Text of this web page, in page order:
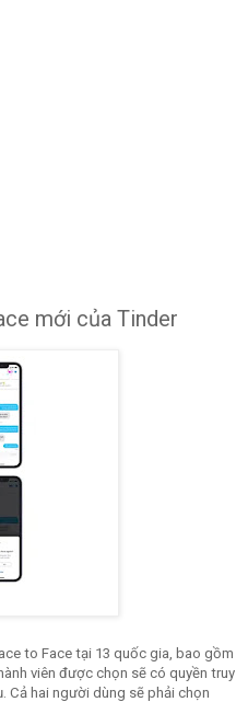
mới của Tinder
to Face tại 13 quốc gia, bao gồm
viên được chọn sẽ có quyền truy
Cả hai người dùng sẽ phải chọn